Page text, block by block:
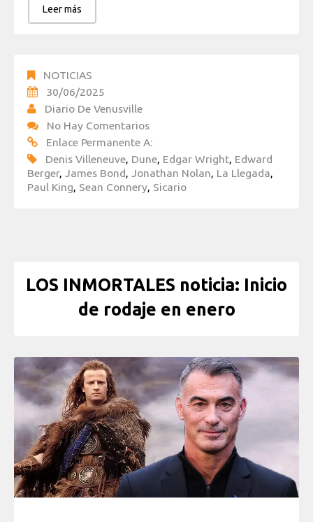
Leer más
NOTICIAS
30/06/2025
Diario De Venusville
No Hay Comentarios
Enlace Permanente A:
Denis Villeneuve, Dune, Edgar Wright, Edward
Berger, James Bond, Jonathan Nolan, La Llegada,
Paul King, Sean Connery, Sicario
LOS INMORTALES noticia: Inicio
de rodaje en enero